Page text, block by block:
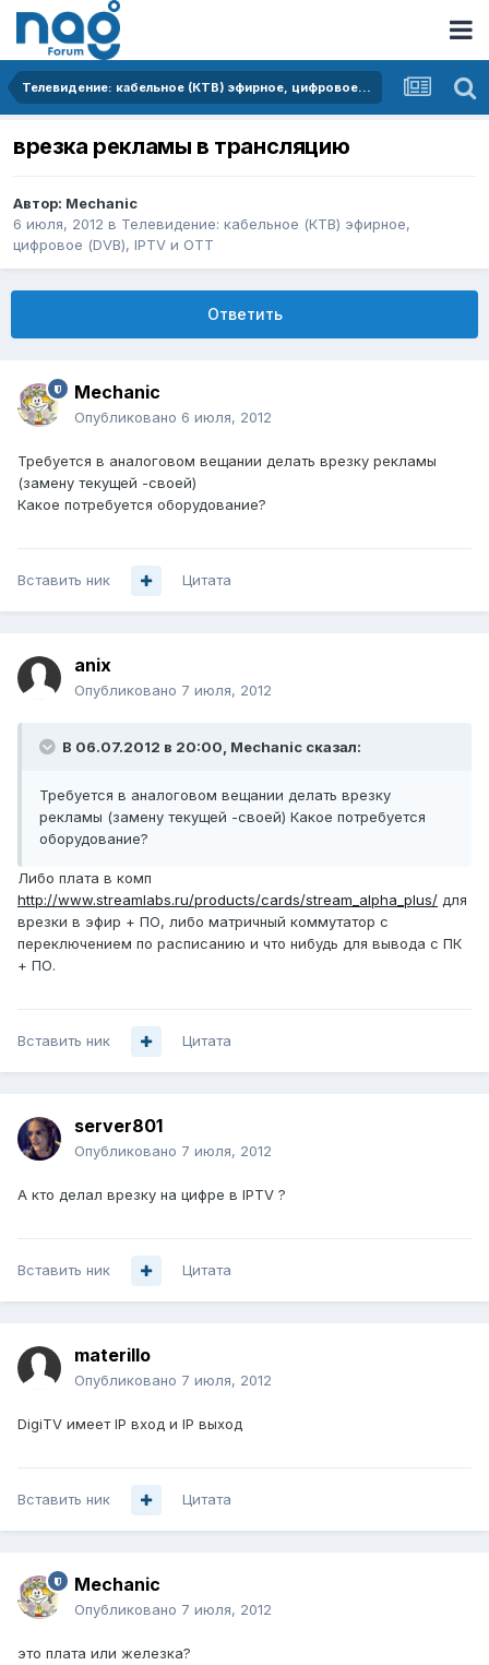
Телевидение: кабельное (КТВ) эфирное, цифровое (DVB), IPTV и OTT
врезка рекламы в трансляцию
Автор: Mechanic
6 июля, 2012 в Телевидение: кабельное (КТВ) эфирное,
цифровое (DVB), IPTV и OTT
Ответить
Mechanic
Опубликовано 6 июля, 2012
Требуется в аналоговом вещании делать врезку рекламы
(замену текущей -своей)
Какое потребуется оборудование?
Вставить ник Цитата
anix
Опубликовано 7 июля, 2012
В 06.07.2012 в 20:00, Mechanic сказал:
Требуется в аналоговом вещании делать врезку
рекламы (замену текущей -своей) Какое потребуется
оборудование?
Либо плата в комп
http://www.streamlabs.ru/products/cards/stream_alpha_plus/ для
врезки в эфир + ПО, либо матричный коммутатор с
переключением по расписанию и что нибудь для вывода с ПК
+ ПО.
Вставить ник Цитата
server801
Опубликовано 7 июля, 2012
А кто делал врезку на цифре в IPTV ?
Вставить ник Цитата
materillo
Опубликовано 7 июля, 2012
DigiTV имеет IP вход и IP выход
Вставить ник Цитата
Mechanic
Опубликовано 7 июля, 2012
это плата или железка?